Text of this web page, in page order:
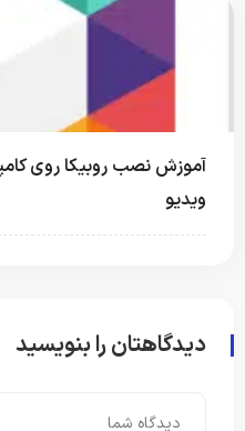
آموزش نصب روبیکا روی
ویدیو
دیدگاهتان را بنویسید